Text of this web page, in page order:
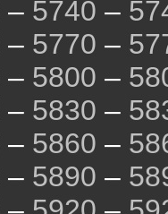
– 5740 –
– 5770 –
– 5800 –
– 5830 –
– 5860 –
– 5890 –